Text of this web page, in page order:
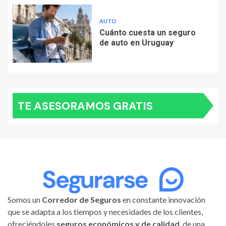
AUTO
Cuánto cuesta un seguro
de auto en Uruguay
TE ASESORAMOS GRATIS
Somos un Corredor de Seguros en constante innovación
que se adapta a los tiempos y necesidades de los clientes,
ofreciéndoles seguros económicos y de calidad , de una